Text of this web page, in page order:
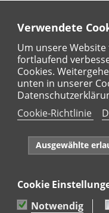
Verwendete
Um unsere
fortlaufend
Cookies.
unten in unserer
Cookie-Richtlinie
Ausgewählte
Cookie
Notwendig
Entdeckertouren
Regional
Naturpark Rhein-
56564